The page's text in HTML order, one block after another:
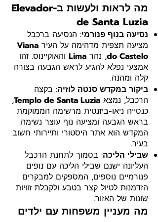
מה לראות ולעשות ב-Elevador
de Santa Luzia
נסיעה בנוף פנורמי: הנסיעה ברכבל
מציעה תצפית מדהימה על העיר Viana
do Castelo, נהר Lima והאוקיינוס. זהו
אמצעי נפלא להגיע לראש הגבעה בצורה
קלה ומהנה.
ביקור במקדש סנטה לוזיה: בקצה
הרכבל, נמצא Templo de Santa Luzia
,
כנסייה ניאו-ביזנטית מרשימה הממוקמת
בראש הגבעה ומציעה נוף עוצר נשימה.
המקדש הוא אתר היסטורי ותיירותי חשוב
בעיר.
שבילי הליכה: בסמוך לתחנת הרכבל
העליונה ישנם שבילי הליכה עם נופים
פנורמיים נוספים, המספקים למבקרים
הזדמנות לטיול קצר בטבע ולקבלת זוויות
שונות של האזור.
מה מעניין משפחות עם ילדים